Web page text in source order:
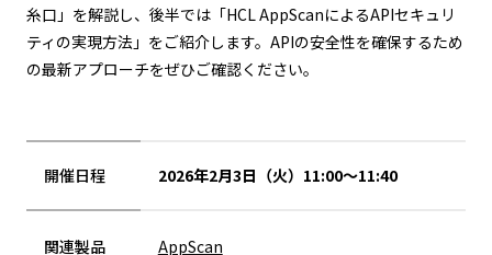
糸口」を解説し、後半では「HCL AppScanによるAPIセキュリ
ティの実現方法」をご紹介します。APIの安全性を確保するため
の最新アプローチをぜひご確認ください。
開催日程 2026年2月3日（火）11:00～11:40
関連製品 AppScan